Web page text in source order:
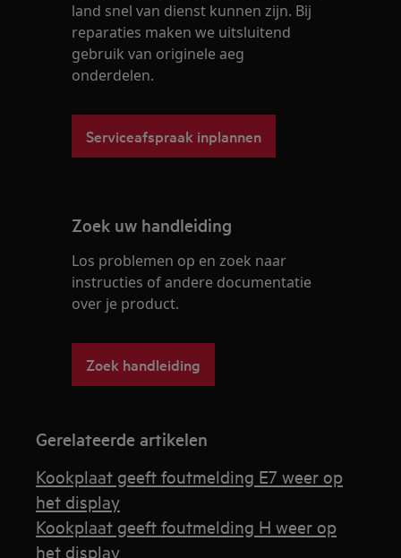
land snel van dienst kunnen zijn. Bij
reparaties maken we uitsluitend
gebruik van originele aeg
onderdelen.
Serviceafspraak inplannen
Zoek uw handleiding
Los problemen op en zoek naar
instructies of andere documentatie
over je product.
Zoek handleiding
Gerelateerde artikelen
Kookplaat geeft foutmelding E7 weer op
het display
Kookplaat geeft foutmelding H weer op
het display